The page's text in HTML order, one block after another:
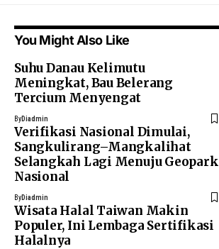
You Might Also Like
Suhu Danau Kelimutu
Meningkat, Bau Belerang
Tercium Menyengat
ByDiadmin
Verifikasi Nasional Dimulai,
Sangkulirang–Mangkalihat
Selangkah Lagi Menuju Geopark
Nasional
ByDiadmin
Wisata Halal Taiwan Makin
Populer, Ini Lembaga Sertifikasi
Halalnya